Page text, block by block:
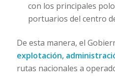
con los principales
portuarios del centro
De esta manera, el
explotación,
rutas nacionales a